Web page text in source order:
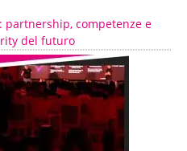
partnership, competenze e
del futuro